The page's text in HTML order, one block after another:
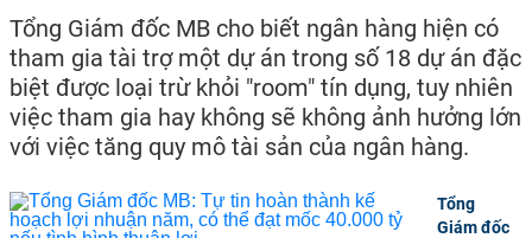
Tổng Giám đốc MB cho biết ngân hàng hiện có
tham gia tài trợ một dự án trong số 18 dự án đặc
biệt được loại trừ khỏi "room" tín dụng, tuy nhiên
việc tham gia hay không sẽ không ảnh hưởng lớn
với việc tăng quy mô tài sản của ngân hàng.
Tổng
Giám đốc